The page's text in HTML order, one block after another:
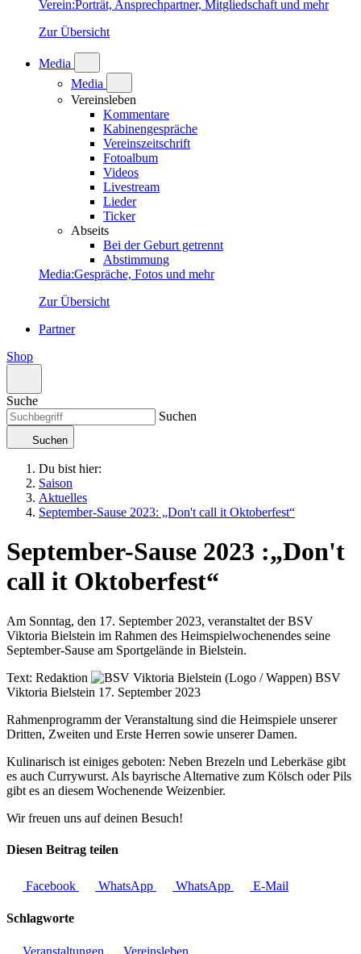
Verein:Porträt, Ansprechpartner, Mitgliedschaft und mehr
Zur Übersicht
Media
Media
Vereinsleben
Kommentare
Kabinengespräche
Vereinszeitschrift
Fotoalbum
Videos
Livestream
Lieder
Ticker
Abseits
Bei der Geburt getrennt
Abstimmung
Media:Gespräche, Fotos und mehr
Zur Übersicht
Partner
Shop
Suche
Suchen
Suchen
Du bist hier:
Saison
Aktuelles
September-Sause 2023: „Don't call it Oktoberfest“
September-Sause 2023 :„Don't
call it Oktoberfest“
Am Sonntag, den 17. September 2023, veranstaltet der BSV
Viktoria Bielstein im Rahmen des Heimspielwochenendes seine
September-Sause am Sportgelände in Bielstein.
Text: Redaktion
BSV
Viktoria Bielstein 17. September 2023
Rahmenprogramm der Veranstaltung sind die Heimspiele unserer
Dritten, Zweiten und Erste Herren sowie unserer Damen.
Kulinarisch ist einiges geboten: Neben Brezeln und Leberkäse gibt
es auch Currywurst. Als bayrische Alternative zum Kölsch oder Pils
gibt es an diesem Wochenende Weizenbier.
Wir freuen uns auf deinen Besuch!
Diesen Beitrag teilen
Facebook WhatsApp WhatsApp E-Mail
Schlagworte
Veranstaltungen Vereinsleben